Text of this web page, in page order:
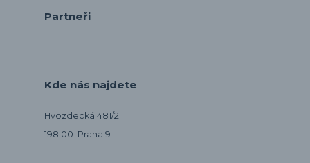
Partneři
Kde nás najdete
Hvozdecká 481/2
198 00 Praha 9